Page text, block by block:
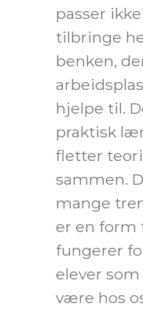
passer
tilbringe
benken,
hjelpe til.
praktisk
fletter
sammen.
mange
er en
fungerer
elever
være hos